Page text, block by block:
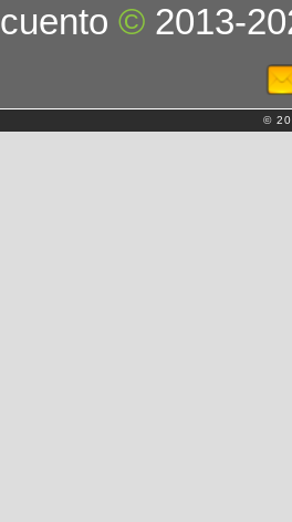
cuento© 2013-
©